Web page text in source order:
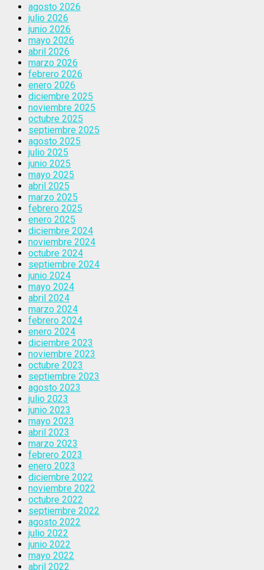
agosto 2026
julio 2026
junio 2026
mayo 2026
abril 2026
marzo 2026
febrero 2026
enero 2026
diciembre 2025
noviembre 2025
octubre 2025
septiembre 2025
agosto 2025
julio 2025
junio 2025
mayo 2025
abril 2025
marzo 2025
febrero 2025
enero 2025
diciembre 2024
noviembre 2024
octubre 2024
septiembre 2024
junio 2024
mayo 2024
abril 2024
marzo 2024
febrero 2024
enero 2024
diciembre 2023
noviembre 2023
octubre 2023
septiembre 2023
agosto 2023
julio 2023
junio 2023
mayo 2023
abril 2023
marzo 2023
febrero 2023
enero 2023
diciembre 2022
noviembre 2022
octubre 2022
septiembre 2022
agosto 2022
julio 2022
junio 2022
mayo 2022
abril 2022